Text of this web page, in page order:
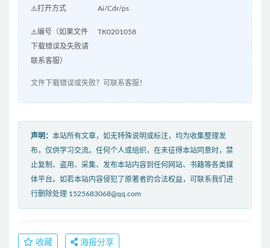
⚠️打开方式 Ai/Cdr/ps
⚠️编号（如果文件
下载错误及失败请
联系客服）
TK0201058
文件下载错误或失败？可联系客服！
声明： 本站所有文章，如无特殊说明或标注，均为收集整理发
布，仅供学习交流。任何个人或组织，在未征得本站同意时，禁
止复制、盗用、采集、发布本站内容到任何网站、书籍等各类媒
体平台。如若本站内容侵犯了原著者的合法权益，可联系我们进
行删除处理 1525683068@qq.com
收藏 海报分享